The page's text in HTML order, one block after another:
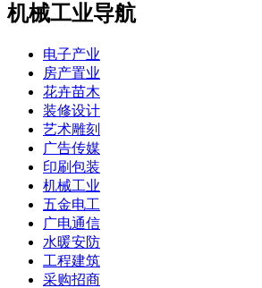
机械工业导航
电子产业
房产置业
花卉苗木
装修设计
艺术雕刻
广告传媒
印刷包装
机械工业
五金电工
广电通信
水暖安防
工程建筑
采购招商